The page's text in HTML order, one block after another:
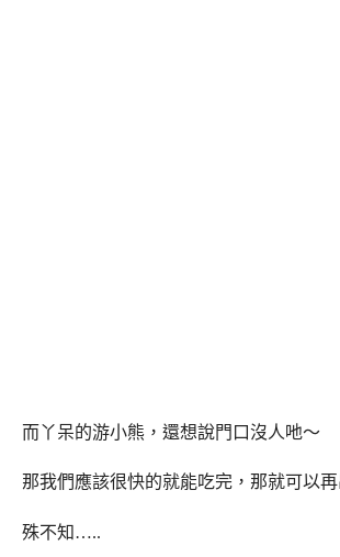
而丫呆的游小熊，還想說門口沒人吔～
那我們應該很快的就能吃完，那就可以
殊不知…..